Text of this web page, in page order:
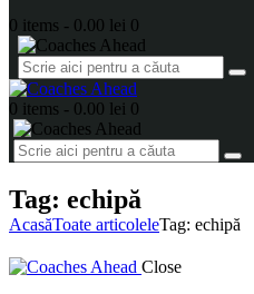
0 items - 0.00 lei 0
0 items - 0.00 lei 0
Tag: echipă
AcasăToate articoleleTag: echipă
Close